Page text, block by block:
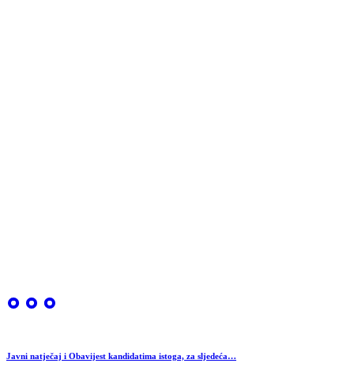
Javni natječaj i Obavijest kandidatima istoga, za sljedeća…